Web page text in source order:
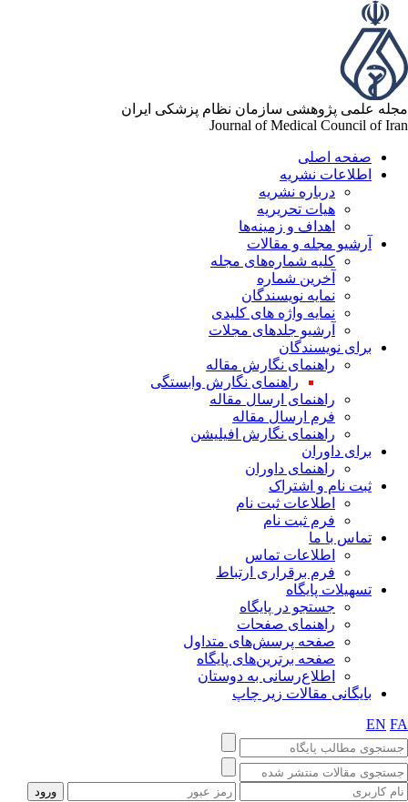
علمی پژوهشی سازمان نظام پزشکی ایران
Journal of Medical Council of
صفحه اصلی
اطلاعات نشریه
درباره نشریه
هیات تحریریه
اهداف و زمینه‌ها
آرشیو مجله و مقالات
کلیه شماره‌های مجله
آخرین شماره
نمایه نویسندگان
نمایه واژه های کلیدی
آرشیو جلدهای مجلات
برای نویسندگان
راهنمای نگارش مقاله
راهنمای نگارش وابستگی
راهنمای ارسال مقاله
فرم ارسال مقاله
راهنمای نگارش افیلیشن
برای داوران
راهنمای داوران
ثبت نام و اشتراک
اطلاعات ثبت نام
فرم ثبت نام
تماس با ما
اطلاعات تماس
فرم برقراری ارتباط
تسهیلات پایگاه
جستجو در پایگاه
راهنمای صفحات
صفحه پرسش‌های متداول
صفحه برترین‌های پایگاه
اطلاع‌رسانی به دوستان
بایگانی مقالات زیر چاپ
EN